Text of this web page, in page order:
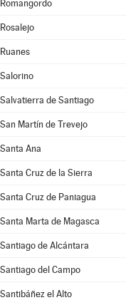
Romangordo
Rosalejo
Ruanes
Salorino
Salvatierra de Santiago
San Martín de Trevejo
Santa Ana
Santa Cruz de la Sierra
Santa Cruz de Paniagua
Santa Marta de Magasca
Santiago de Alcántara
Santiago del Campo
Santibáñez el Alto